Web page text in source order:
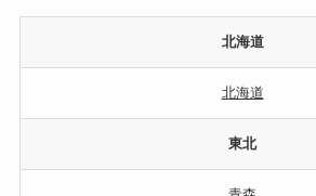
北海道
北海道
東北